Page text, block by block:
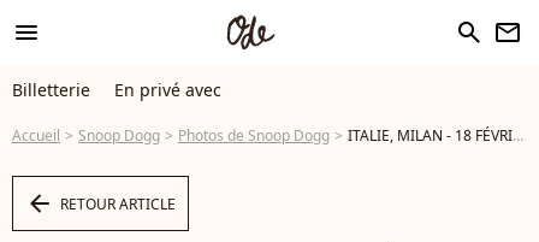
menu search newsletter
Billetterie En privé avec
Accueil Snoop Dogg Photos de Snoop Dogg ITALIE, MILAN - 18 FÉVRIER 2026 : Le chanteur et rappeur Snoop Dogg apparaît sur la Piazza del Duomo lors des Jeux olympiques d'hiver 2026 organisés par l'Italie du 6 au 22 février. © Peter Kovalev/Tass/Bestimage - Photo
arrow_left RETOUR ARTICLE